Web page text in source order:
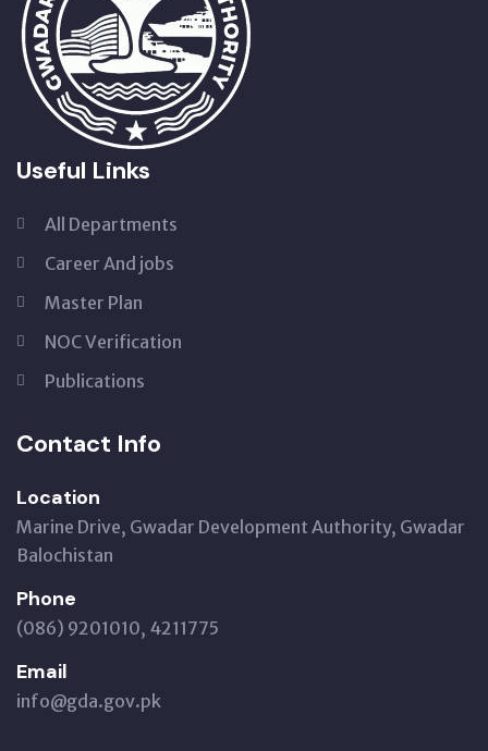
Useful Links
All Departments
Career And jobs
Master Plan
NOC Verification
Publications
Contact Info
Location
Marine Drive, Gwadar Development Authority, Gwadar
Balochistan
Phone
(086) 9201010, 4211775
Email
info@gda.gov.pk